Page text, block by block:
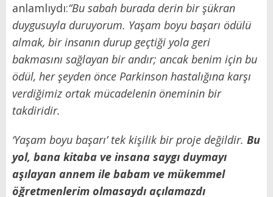
anlamlıydı:“Bu sabah burada derin bir şükran
duygusuyla duruyorum. Yaşam boyu başarı ödülü
almak, bir insanın durup geçtiği yola geri
bakmasını sağlayan bir andır; ancak benim için bu
ödül, her şeyden önce Parkinson hastalığına karşı
verdiğimiz ortak mücadelenin öneminin bir
takdiridir.
‘Yaşam boyu başarı’ tek kişilik bir proje değildir. Bu
yol, bana kitaba ve insana saygı duymayı
aşılayan annem ile babam ve mükemmel
öğretmenlerim olmasaydı açılamazdı